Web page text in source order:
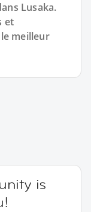
Lusaka.
et
meilleur
is